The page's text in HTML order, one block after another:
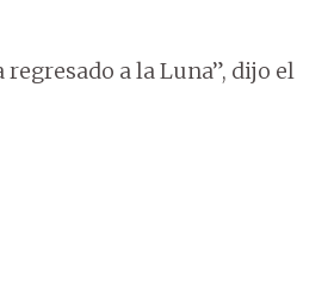
a la Luna”, dijo el